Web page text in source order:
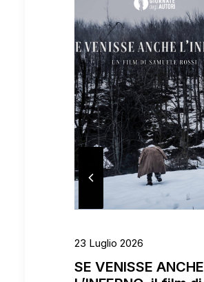
23 Luglio 2026
SE VENISSE ANCHE